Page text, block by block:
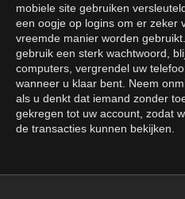
mobiele site gebruiken
een oogje op logins om er zeker
vreemde manier worden
gebruik een sterk wachtwoord,
computers, vergrendel uw
wanneer u klaar bent. Neem
als u denkt dat iemand zonder
gekregen tot uw account, zodat
de transacties kunnen bekijken.